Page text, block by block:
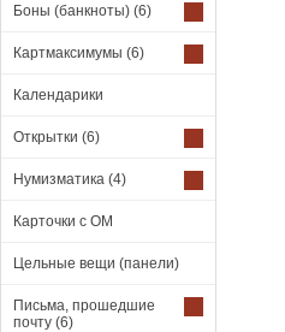
Боны (банкноты) (6)
Картмаксимумы (6)
Календарики
Открытки (6)
Нумизматика (4)
Карточки с ОМ
Цельные вещи (панели)
Письма, прошедшие
почту (6)